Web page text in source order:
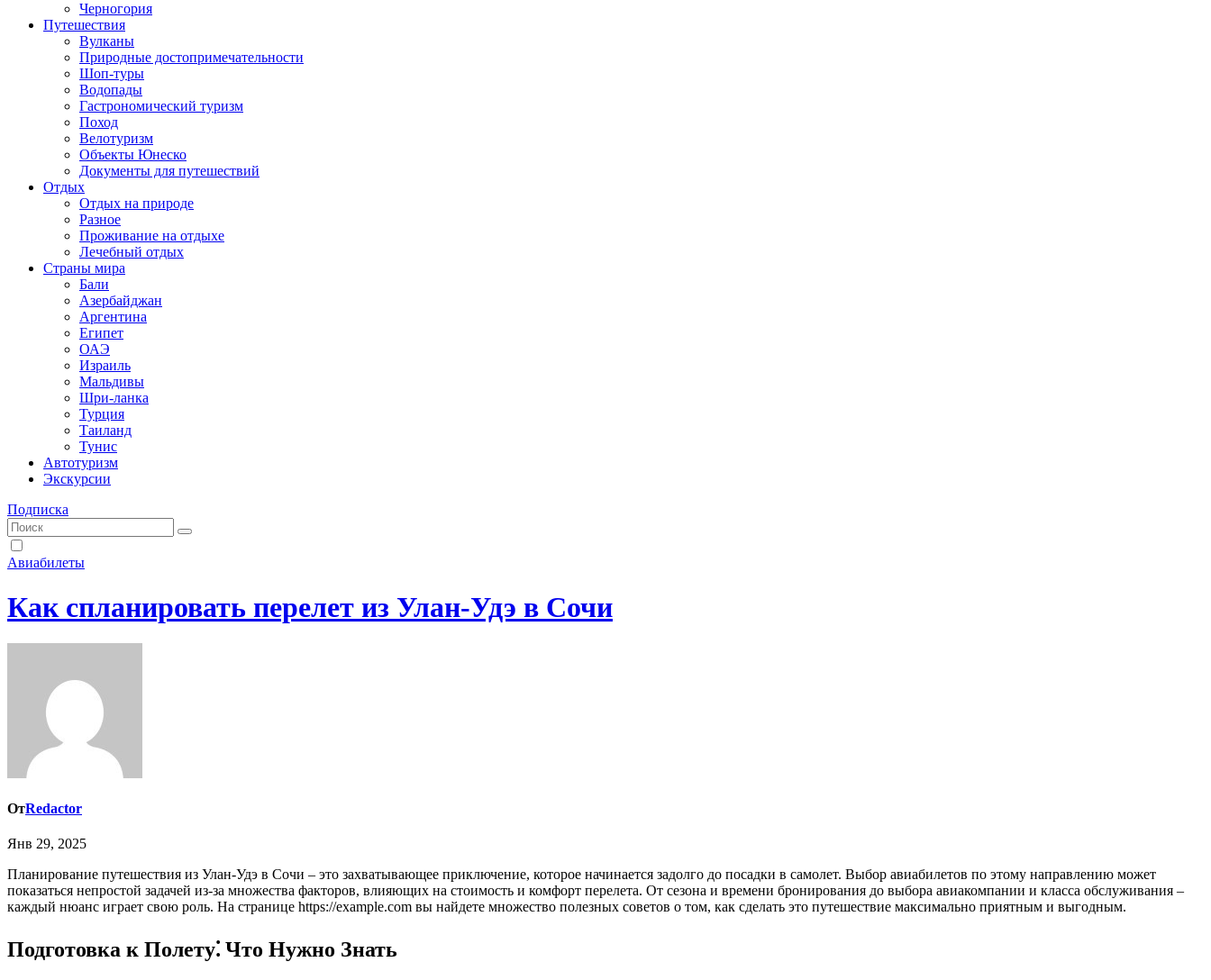
Черногория
Путешествия
Вулканы
Природные достопримечательности
Шоп-туры
Водопады
Гастрономический туризм
Поход
Велотуризм
Объекты Юнеско
Документы для путешествий
Отдых
Отдых на природе
Разное
Проживание на отдыхе
Лечебный отдых
Страны мира
Бали
Азербайджан
Аргентина
Египет
ОАЭ
Израиль
Мальдивы
Шри-ланка
Турция
Таиланд
Тунис
Автотуризм
Экскурсии
Подписка
Авиабилеты
Как спланировать перелет из Улан-Удэ в Сочи
ОтRedactor
Янв 29, 2025
Планирование путешествия из Улан-Удэ в Сочи – это захватывающее приключение, которое начинается задолго до посадки в самолет. Выбор авиабилетов по этому направлению может
показаться непростой задачей из-за множества факторов, влияющих на стоимость и комфорт перелета. От сезона и времени бронирования до выбора авиакомпании и класса обслуживания –
каждый нюанс играет свою роль. На странице https://example.com вы найдете множество полезных советов о том, как сделать это путешествие максимально приятным и выгодным.
Подготовка к Полету⁚ Что Нужно Знать